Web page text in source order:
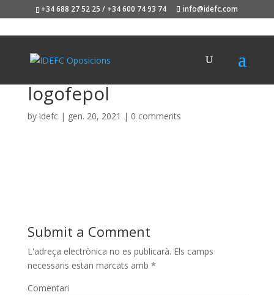
+34 688 27 52 25 / +34 600 74 93 74 info@idefc.com
logofepol
by idefc| gen. 20, 2021 | 0 comments
Submit a Comment
L'adreça electrònica no es publicarà. Els camps
necessaris estan marcats amb *
Comentari